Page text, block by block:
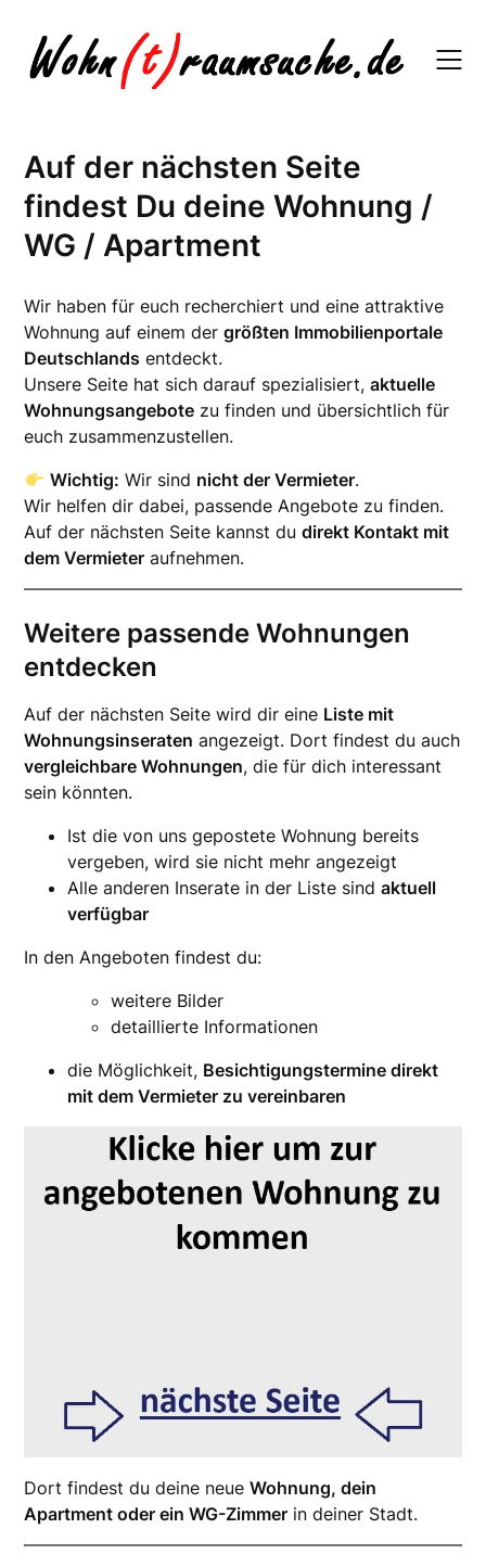
content
Auf der nächsten Seite
findest Du deine Wohnung /
WG / Apartment
Wir haben für euch recherchiert und eine attraktive
Wohnung auf einem dergrößten Immobilienportale
Deutschlands entdeckt.
Unsere Seite hat sich darauf spezialisiert,aktuelle
Wohnungsangebote zu finden und übersichtlich für
euch zusammenzustellen.
Wichtig: Wir sind nicht der Vermieter.
Wir helfen dir dabei, passende Angebote zu finden.
Auf der nächsten Seite kannst dudirekt Kontakt mit
dem Vermieter aufnehmen.
Weitere passende Wohnungen
entdecken
Auf der nächsten Seite wird dir eine Liste mit
Wohnungsinseraten angezeigt. Dort findest du auch
vergleichbare Wohnungen, die für dich interessant
sein könnten.
Ist die von uns gepostete Wohnung bereits
vergeben, wird sie nicht mehr angezeigt
Alle anderen Inserate in der Liste sindaktuell
verfügbar
In den Angeboten findest du:
weitere Bilder
detaillierte Informationen
die Möglichkeit, Besichtigungstermine direkt
mit dem Vermieter zu vereinbaren
Dort findest du deine neueWohnung, dein
Apartment oder ein WG-Zimmer in deiner Stadt.